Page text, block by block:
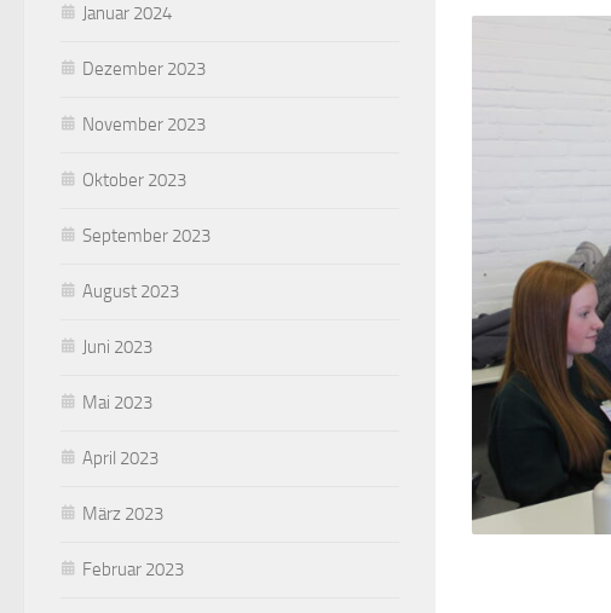
Januar 2024
Dezember 2023
November 2023
Oktober 2023
September 2023
August 2023
Juni 2023
Mai 2023
April 2023
März 2023
Februar 2023